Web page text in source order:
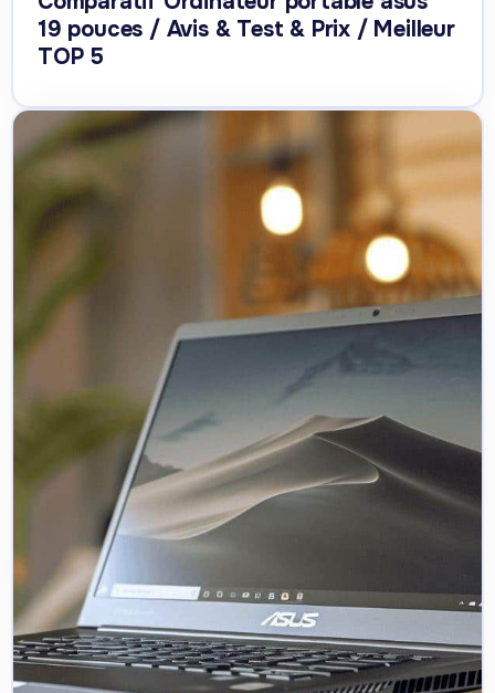
19 pouces / Avis & Test & Prix / Meilleur
TOP 5